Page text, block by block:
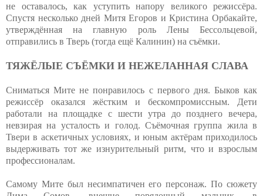
не оставалось, как уступить напору великого режиссёра.
Спустя несколько дней Митя Егоров и Кристина Орбакайте,
утверждённая на главную роль Лены Бессольцевой,
отправились в Тверь (тогда ещё Калинин) на съёмки.
ТЯЖЁЛЫЕ СЪЁМКИ И НЕЖЕЛАННАЯ СЛАВА
Сниматься Мите не понравилось с первого дня. Быков как
режиссёр оказался жёстким и бескомпромиссным. Дети
работали на площадке с шести утра до позднего вечера,
невзирая на усталость и голод. Съёмочная группа жила в
Твери в аскетичных условиях, и юным актёрам приходилось
выдерживать тот же изнурительный ритм, что и взрослым
профессионалам.
Самому Мите был несимпатичен его персонаж. По сюжету